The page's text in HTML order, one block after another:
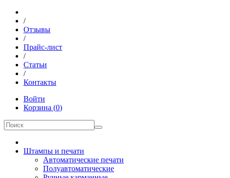
/
Отзывы
/
Прайс-лист
/
Статьи
/
Контакты
Войти
Корзина (0)
Штампы и печати
Автоматические печати
Полуавтоматические